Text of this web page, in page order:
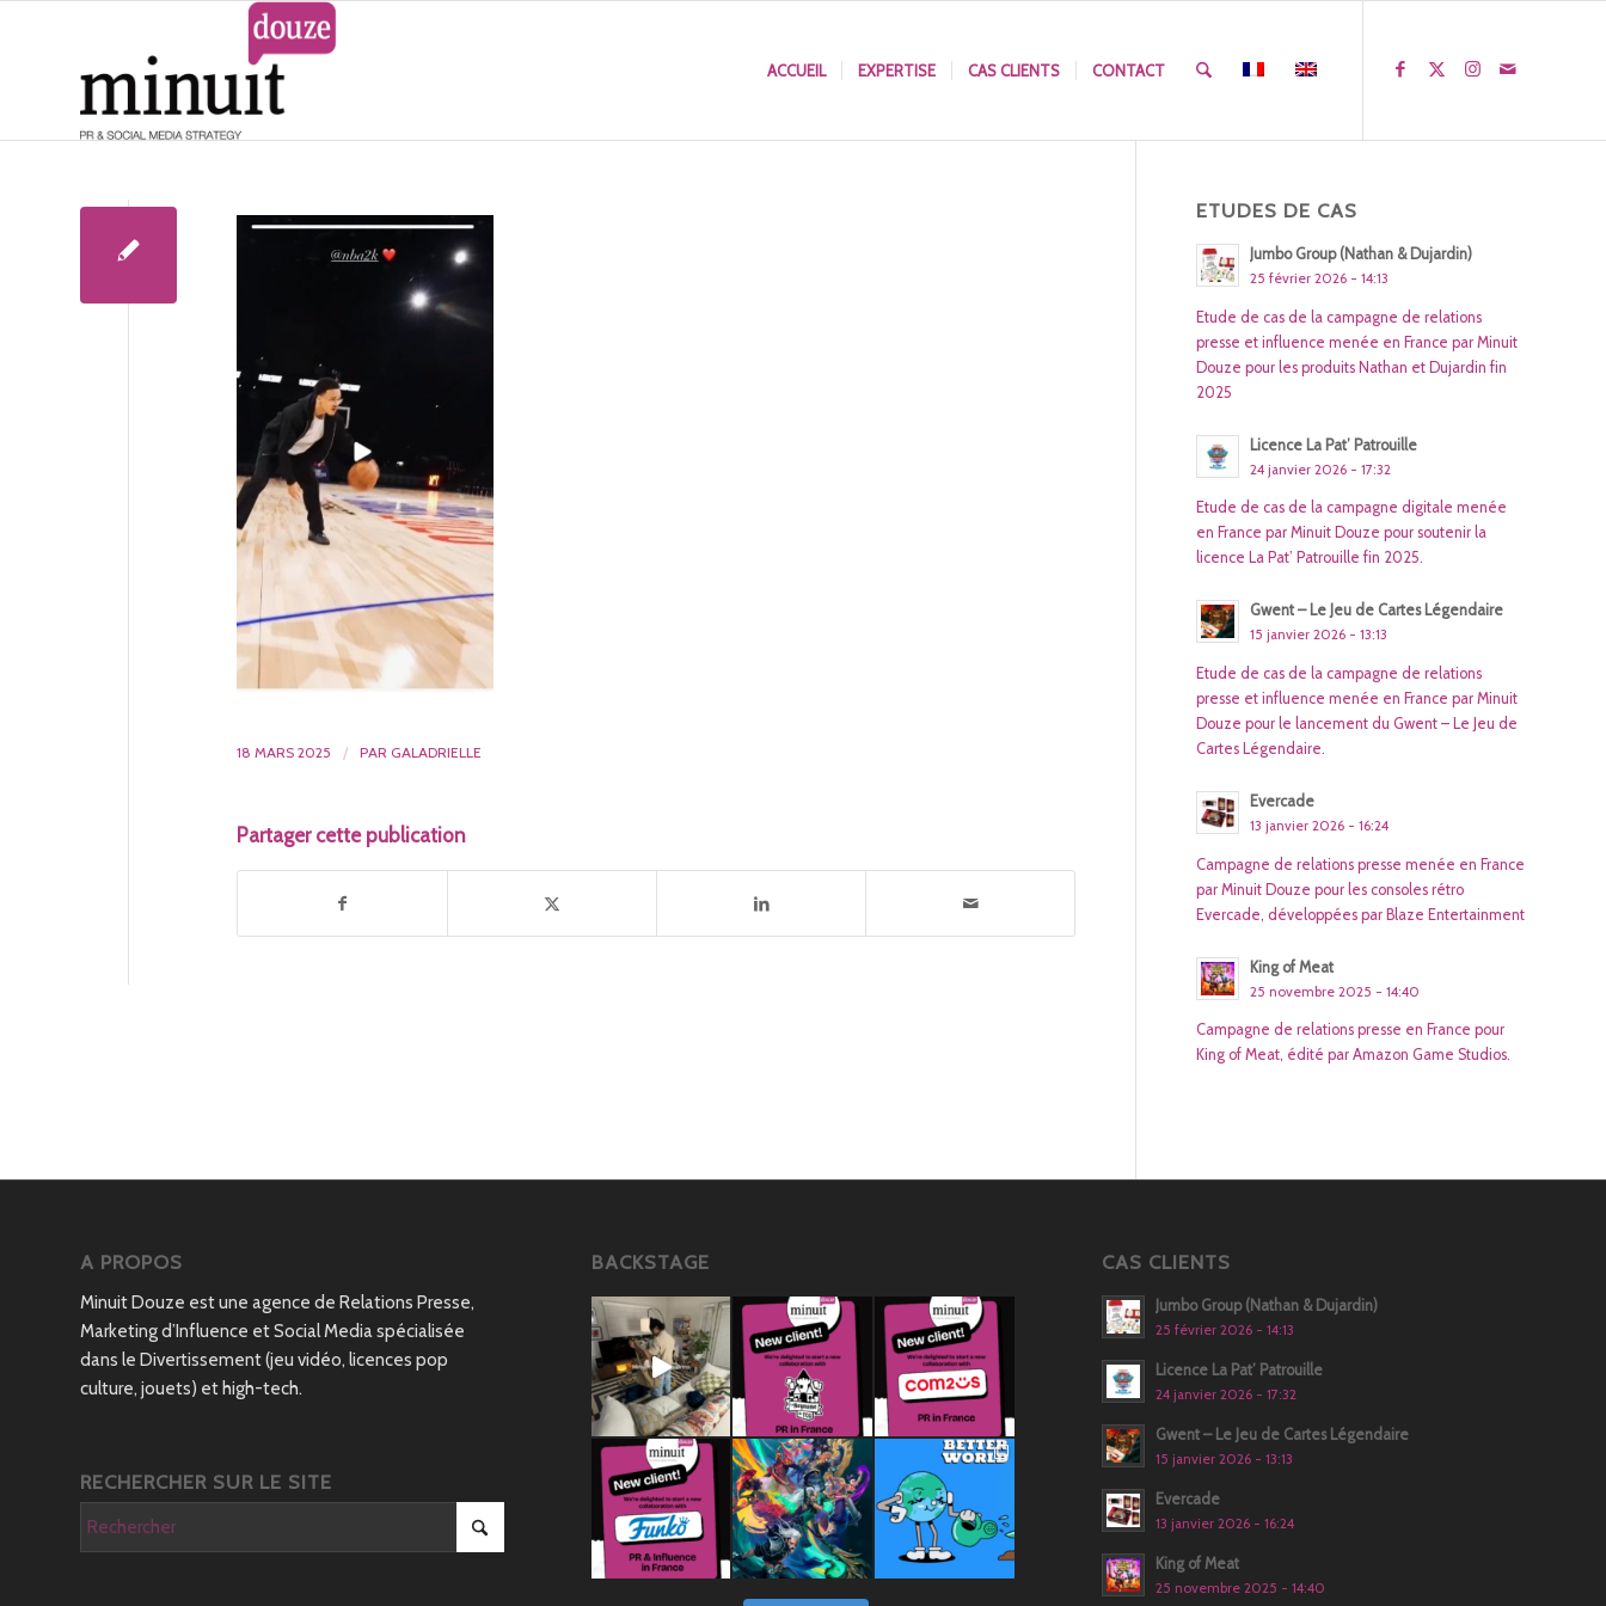
ACCUEIL EXPERTISE CAS CLIENTS CONTACT
18 MARS 2025 / PAR GALADRIELLE
Partager cette publication
ETUDES DE CAS
Jumbo Group (Nathan & Dujardin)
25 février 2026 - 14:13
Etude de cas de la campagne de relations
presse et influence menée en France par Minuit
Douze pour les produits Nathan et Dujardin fin
2025
Licence La Pat’ Patrouille
24 janvier 2026 - 17:32
Etude de cas de la campagne digitale menée
en France par Minuit Douze pour soutenir la
licence La Pat’ Patrouille fin 2025.
Gwent – Le Jeu de Cartes Légendaire
15 janvier 2026 - 13:13
Etude de cas de la campagne de relations
presse et influence menée en France par Minuit
Douze pour le lancement du Gwent – Le Jeu de
Cartes Légendaire.
Evercade
13 janvier 2026 - 16:24
Campagne de relations presse menée en France
par Minuit Douze pour les consoles rétro
Evercade, développées par Blaze Entertainment
King of Meat
25 novembre 2025 - 14:40
Campagne de relations presse en France pour
King of Meat, édité par Amazon Game Studios.
A PROPOS
Minuit Douze est une agence de Relations Presse,
Marketing d’Influence et Social Media spécialisée
dans le Divertissement (jeu vidéo, licences pop
culture, jouets) et high-tech.
RECHERCHER SUR LE SITE
BACKSTAGE CAS CLIENTS
Jumbo Group (Nathan & Dujardin)
25 février 2026 - 14:13
Licence La Pat’ Patrouille
24 janvier 2026 - 17:32
Gwent – Le Jeu de Cartes Légendaire
15 janvier 2026 - 13:13
Evercade
13 janvier 2026 - 16:24
King of Meat
25 novembre 2025 - 14:40